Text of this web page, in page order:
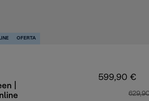
OFERTA
|
599,90 €